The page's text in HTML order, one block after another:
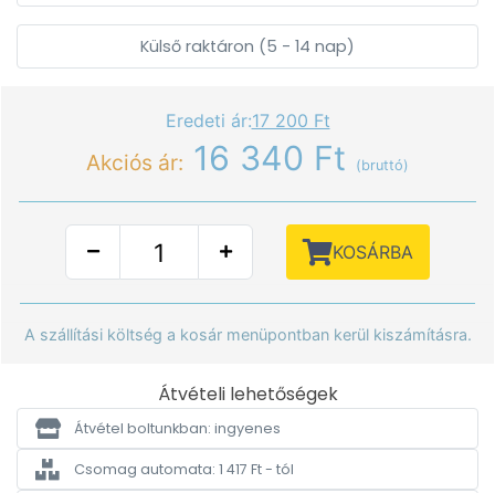
Külső raktáron (5 - 14 nap)
Eredeti ár:17 200 Ft
Akciós ár: 16 340 Ft (bruttó)
KOSÁRBA
A szállítási költség a kosár menüpontban kerül kiszámításra.
Átvételi lehetőségek
Átvétel boltunkban: ingyenes
Csomag automata: 1 417 Ft - tól